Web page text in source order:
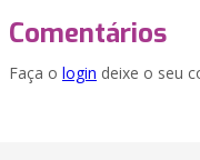
Comentários
Faça o login deixe o seu